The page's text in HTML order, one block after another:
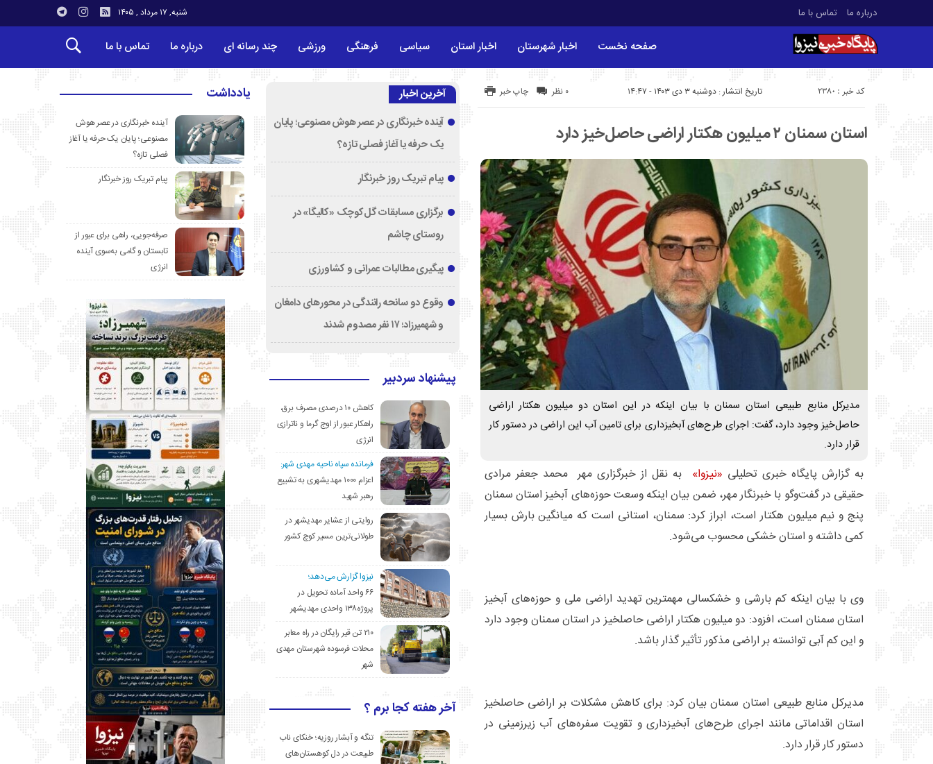
درباره ما تماس با ما شنبه, ۱۷ مرداد , ۱۴۰۵
صفحه نخست اخبار شهرستان اخبار استان سیاسی فرهنگی ورزشی چند رسانه ای درباره ما تماس با ما
تاریخ انتشار : دوشنبه ۳ دی ۱۴۰۳ - ۱۴:۴۷ کد خبر : 2380 چاپ خبر ۰ نظر
استان سمنان ۲ میلیون هکتار اراضی حاصل‌خیز دارد
مدیرکل منابع طبیعی استان سمنان با بیان اینکه در این استان دو میلیون هکتار اراضی
حاصل‌خیز وجود دارد، گفت: اجرای طرح‌های آبخیزداری برای تامین آب این اراضی در دستور کار
قرار دارد.
به گزارش پایگاه خبری تحلیلی «نیزوا» به نقل از خبرگزاری مهر محمد جعفر مرادی
حقیقی در گفت‌وگو با خبرنگار مهر، ضمن بیان اینکه وسعت حوزه‌های آبخیز استان سمنان
پنج و نیم میلیون هکتار است، ابراز کرد: سمنان، استانی است که میانگین بارش بسیار
کمی داشته و استان خشکی محسوب می‌شود.
وی با بیان اینکه کم بارشی و خشکسالی مهمترین تهدید اراضی ملی و حوزه‌های آبخیز
استان سمنان است، افزود: دو میلیون هکتار اراضی حاصلخیز در استان سمنان وجود دارد
و این کم آبی توانسته بر اراضی مذکور تأثیر گذار باشد.
مدیرکل منابع طبیعی استان سمنان بیان کرد: برای کاهش مشکلات بر اراضی حاصلخیز
استان اقداماتی مانند اجرای طرح‌های آبخیزداری و تقویت سفره‌های آب زیرزمینی در
دستور کار قرار دارد.
آخرین اخبار
آینده خبرنگاری در عصر هوش مصنوعی؛ پایان
یک حرفه یا آغاز فصلی تازه؟
پیام تبریک روز خبرنگار
برگزاری مسابقات گل‌کوچک «کالیگا» در
روستای چاشم
پیگیری مطالبات عمرانی و کشاورزی
وقوع دو سانحه رانندگی در محورهای دامغان
و شهمیرزاد؛ ۱۷ نفر مصدوم شدند
پیشنهاد سردبیر
کاهش ۱۰ درصدی مصرف برق،
راهکار عبور از اوج گرما و ناترازی
انرژی
فرمانده سپاه ناحیه مهدی شهر:
اعزام ۱۰۰۰ مهدیشهری به تشییع
رهبر شهید
روایتی از عشایر مهدیشهر در
طولانی‌ترین مسیر کوچ کشور
نیزوا گزارش می‌دهد؛
۶۶ واحد آماده تحویل در
پروژه۱۳۸ واحدی مهدیشهر
۲۱۰ تن قیر رایگان در راه معابر
محلات فرسوده شهرستان مهدی
شهر
آخر هفته کجا برم ؟
تنگه و آبشار روزیه؛ خنکای ناب
طبیعت در دل کوهستان‌های
یادداشت
آینده خبرنگاری در عصر هوش
مصنوعی؛ پایان یک حرفه یا آغاز
فصلی تازه؟
پیام تبریک روز خبرنگار
صرفه‌جویی، راهی برای عبور از
تابستان و گامی به‌سوی آینده
انرژی